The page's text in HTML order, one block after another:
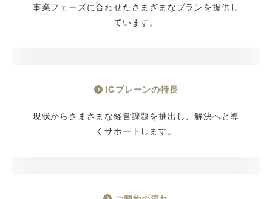
事業フェーズに合わせたさまざまなプランを提供し
ています。
IGブレーンの特長
現状からさまざまな経営課題を抽出し、解決へと導
くサポートします。